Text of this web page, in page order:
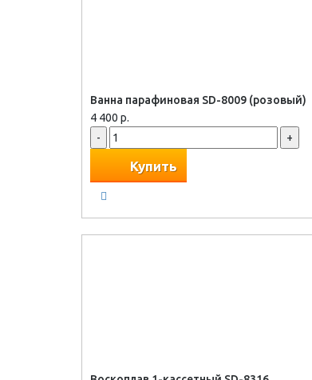
Ванна парафиновая SD-8009 (розовый)
4 400 р.
-
+
Купить